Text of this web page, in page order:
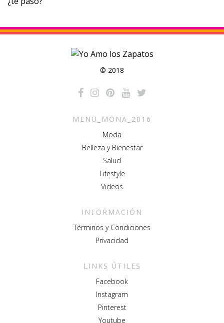
© 2018
MENU_MONA_2016
Moda
Belleza y Bienestar
Salud
Lifestyle
Videos
INFORMACIÓN
Términos y Condiciones
Privacidad
LINKS ÚTILES
Facebook
Instagram
Pinterest
Youtube